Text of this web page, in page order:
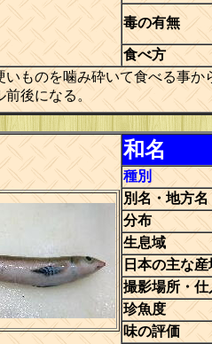
毒の有無
食べ方
いものを噛み砕いて食べる事
後になる。
和名
種別
別名・地方名
分布
生息域
日本の主な産
撮影場所・仕
珍魚度
味の評価